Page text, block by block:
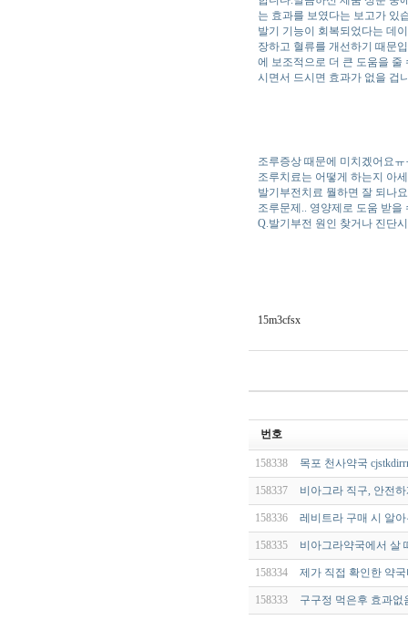
는 효과를 보였다는 보고가 있
발기 기능이 회복되었다는 데
장하고 혈류를 개선하기 때문
에 보조적으로 더 큰 도움을 줄
시면서 드시면 효과가 없을 겁
조루증상 때문에 미치겠어요
조루치료는 어떻게 하는지 아
발기부전치료 뭘하면 잘 되나
조루문제.. 영양제로 도움 받을
Q.발기부전 원인 찾거나 진단
15m3cfsx
번호
158338 목포 천사약국
158337 비아그라 직구, 안전
158336 레비트라 구매 시 알
158335 비아그라약국에서 살
158334 제가 직접 확인한 약
158333 구구정 먹은후 효과